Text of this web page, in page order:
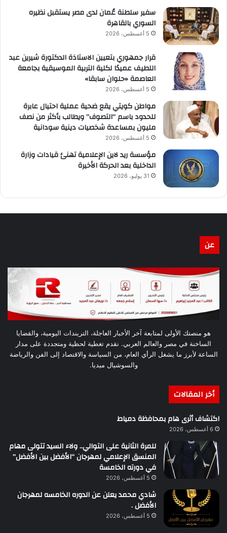
سفير سلطنة عُمان لدى مصر يستقبل نظيره
السوري بالقاهرة
5 أغسطس، 2026
قرار جمهوري بتعيين الاستاذة الدكتورة شيرين عبد
اللطيف عميدًا لكلية التربية الموسيقية بجامعة
العاصمة «حلوان سابقا»
5 أغسطس، 2026
مواطن كويتي يقع ضحية عملية احتيال عابرة
للحدود باسم “التصوف” ويطالب بأكثر من نصف
مليون بمساعدة شخصيات دينية سودانية
5 أغسطس، 2026
مؤسسة ريد لاين الإعلامية تهنئ قيادات وزارة
الداخلية بعد الحركة الأخيرة
31 يوليو، 2026
عن
هو منصتك الأولى لمتابعة آخر الأخبار العاجلة، التريندات اليومية، والقضايا
الساخنة في مصر والعالم العربي. نقدم تغطية لحظية ومتجددة على مدار
الساعة لأبرز ما يشغل الرأي العام، من السياسة والاقتصاد إلى الفن والرياضة
والسوشيال ميديا.
أخر المقالات
اكتشاف أثرى هام بمحافظة دمياط
6 أغسطس، 2026
للمرة الثانية على التوالي.. ولاء السيد تتولى مهام
المنسق الإعلامي لمهرجان “الأفضل بين الأفضل”
في دورته الخامسة
5 أغسطس، 2026
شادي محمد يعلن عن الدوره الخامسه لمهرجان
الأفضل .
5 أغسطس، 2026